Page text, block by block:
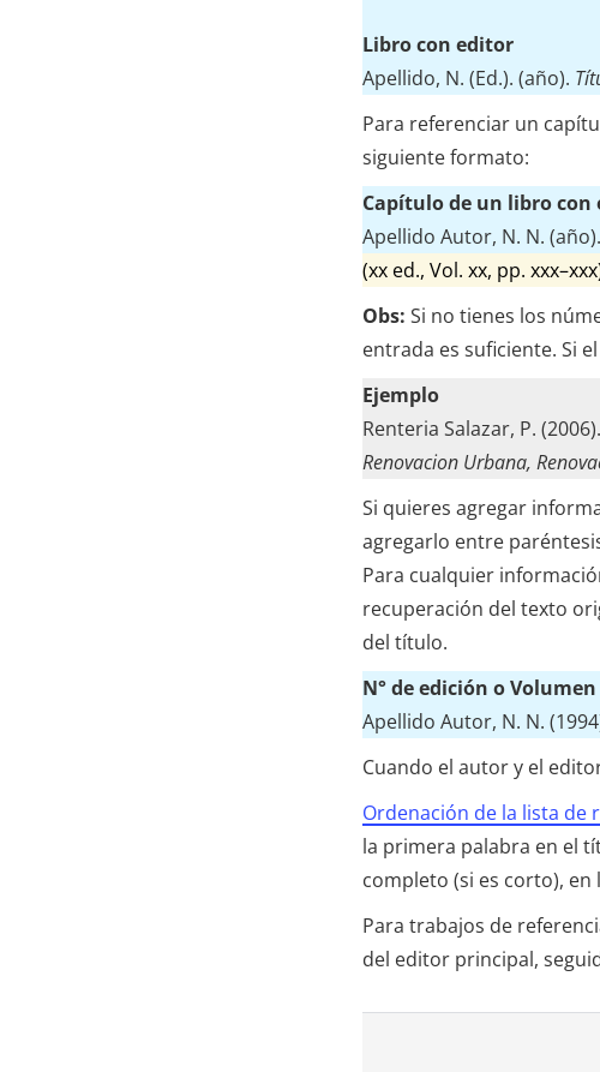
Libro con editor
Apellido, N. (Ed.). (año).
Para referenciar un
siguiente formato:
Capítulo de un libro con
Apellido Autor, N. N. (año).
(xx ed., Vol. xx, pp.
Obs: Si no tienes los
entrada es suficiente. Si
Ejemplo
Renteria Salazar, P.
Renovacion Urbana,
Si quieres agregar
agregarlo entre
Para cualquier
recuperación del texto
del título.
N° de edición o Volumen
Apellido Autor, N. N.
Cuando el autor y el
Ordenación de la lista de
la primera palabra en el
completo (si es corto),
Para trabajos de
del editor principal,